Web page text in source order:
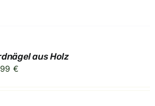
aus Holz
€